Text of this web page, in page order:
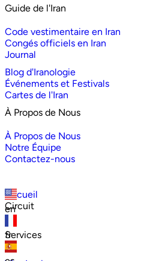
Guide de l'Iran
Code vestimentaire en Iran
Congés officiels en Iran
Journal
Blog d'Iranologie
Événements et Festivals
Cartes de l'Iran
À Propos de Nous
À Propos de Nous
Notre Équipe
Contactez-nous
Accueil
Circuit
Services
en
fr